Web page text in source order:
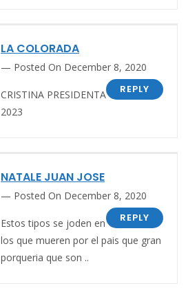
LA COLORADA
Posted On December 8, 2020
REPLY
CRISTINA PRESIDENTA
2023
NATALE JUAN JOSE
Posted On December 8, 2020
REPLY
Estos tipos se joden en
los que mueren por el pais que gran
porqueria que son ..